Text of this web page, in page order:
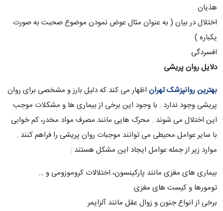
هذیان
اختلال در بیان ( به عنوان مثال عوض نمودن موضوع صحبت به صورت
یکباره )
افسردگی
دلایل روان پریشی
بهترین روانپزشک تهران اظهار می کند که دلیل بارز و مشخصی برای روان
پریشی وجود ندارد . با وجود این برخی از بیماری ها و مشکلات موجب
این اختلال می شوند . محرک هایی مانند مصرف مواد مخدر، کم خوابی
با سایر عوامل محیطی می توانند موجبات روان پریشی را فراهم کنند .
موارد زیر از جمله عوامل ایجاد این مشکل هستند :
بیماری های مغزی مانند پارکینسون، اختلالات کروموزومی و …
تومورها و کیست های مغزی
برخی از انواع جنون و زوال عقل مانند آلزایمر